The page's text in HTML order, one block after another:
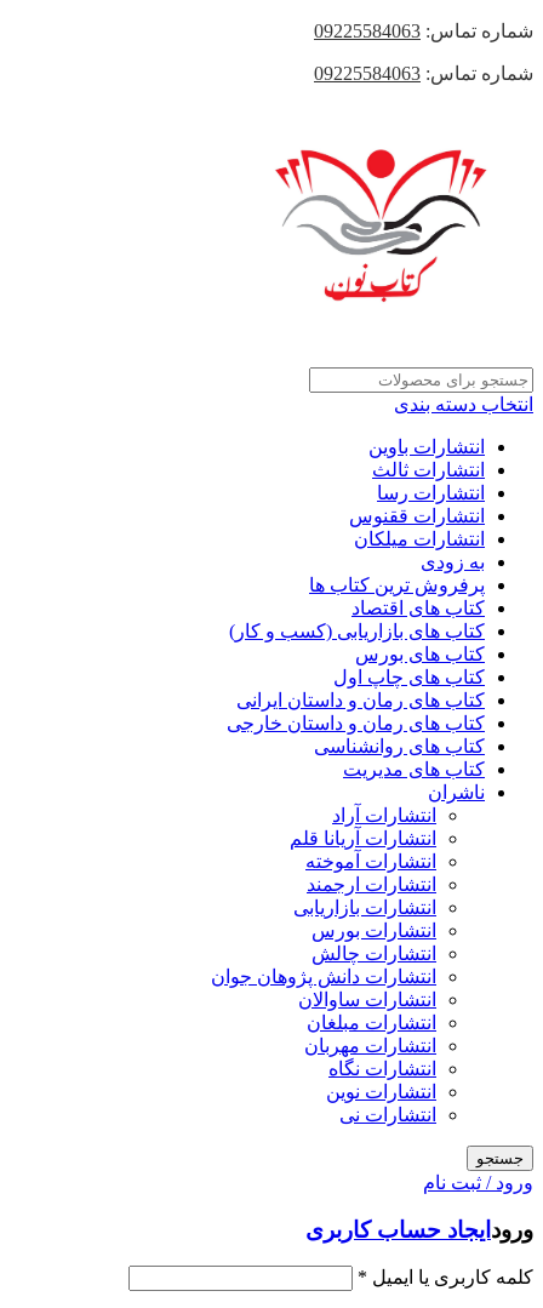
شماره تماس: 09225584063
شماره تماس: 09225584063
انتخاب دسته بندی
انتشارات باوین
انتشارات ثالث
انتشارات رسا
انتشارات ققنوس
انتشارات میلکان
به زودی
پرفروش ترین کتاب ها
کتاب های اقتصاد
کتاب های بازاریابی (کسب و کار)
کتاب های بورس
کتاب های چاپ اول
کتاب های رمان و داستان ایرانی
کتاب های رمان و داستان خارجی
کتاب های روانشناسی
کتاب های مدیریت
ناشران
انتشارات آراد
انتشارات آریانا قلم
انتشارات آموخته
انتشارات ارجمند
انتشارات بازاریابی
انتشارات بورس
انتشارات چالش
انتشارات دانش پژوهان جوان
انتشارات ساوالان
انتشارات مبلغان
انتشارات مهربان
انتشارات نگاه
انتشارات نوین
انتشارات نی
جستجو
ورود / ثبت نام
ورود ایجاد حساب کاربری
کلمه کاربری یا ایمیل *